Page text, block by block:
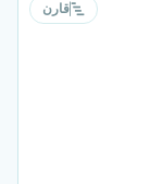
قارن